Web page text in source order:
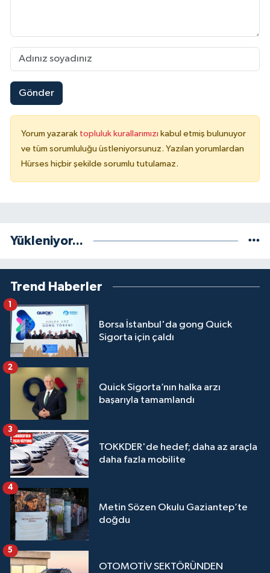
Gönder
Yorum yazarak topluluk kurallarımızı kabul etmiş bulunuyor
ve tüm sorumluluğu üstleniyorsunuz. Yazılan yorumlardan
Hürses hiçbir şekilde sorumlu tutulamaz.
Yükleniyor...
Trend Haberler
Borsa İstanbul'da gong Quick
Sigorta için çaldı
1
Quick Sigorta’nın halka arzı
başarıyla tamamlandı
2
TOKKDER'de hedef; daha az araçla
daha fazla mobilite
3
Metin Sözen Okulu Gaziantep’te
doğdu
4
OTOMOTİV SEKTÖRÜNDEN
5